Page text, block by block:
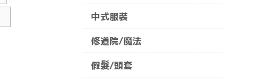
中式服裝
修道院/魔法
假髮/頭套